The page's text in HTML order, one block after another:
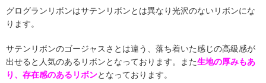
グログランリボンはサテンリボンとは異なり光沢のないリボンにな
ります。
サテンリボンのゴージャスさとは違う、落ち着いた感じの高級感が
出せると人気のあるリボンとなっております。また生地の厚みもあ
り、存在感のあるリボンとなっております。